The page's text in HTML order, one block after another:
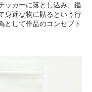
ッカーに落とし込み、鑑
身近な物に貼るという行
として作品のコンセプト